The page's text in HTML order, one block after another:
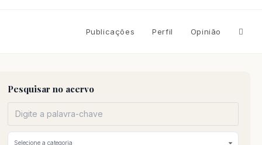
Publicações Perfil Opinião
Pesquisar no acervo